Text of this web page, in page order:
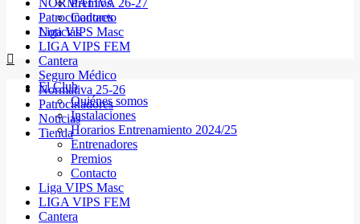
NORMATIVA 26-27
Patrocinadores
Noticias
El Club
Quiénes somos
Instalaciones
Horarios Entrenamiento 2024/25
Entrenadores
Premios
Contacto
Liga VIPS Masc
LIGA VIPS FEM
Cantera
Premios
Contacto
Liga VIPS Masc
LIGA VIPS FEM
Cantera
Seguro Médico
Normativa 25-26
Patrocinadores
Noticias
Tienda